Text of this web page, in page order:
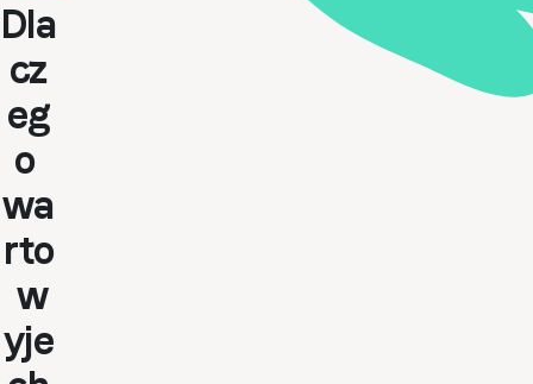
Dla
cz
eg
o
wa
rto
w
yje